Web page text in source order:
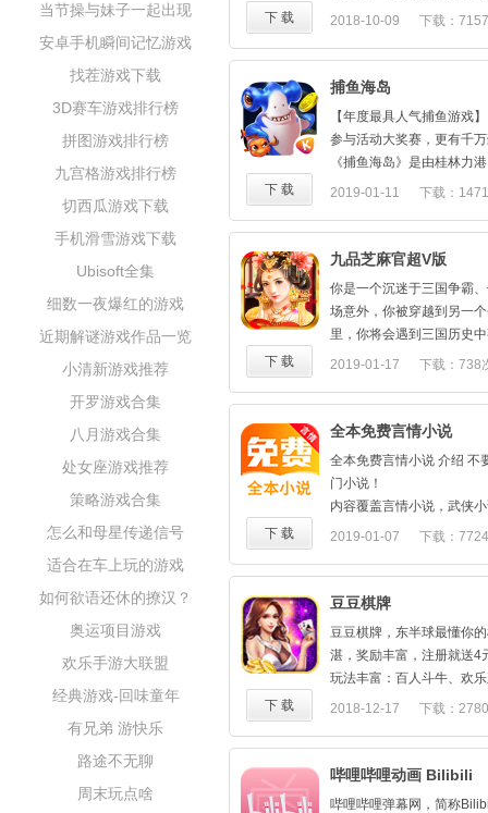
当节操与妹子一起出现
安卓手机瞬间记忆游戏
找茬游戏下载
3D赛车游戏排行榜
拼图游戏排行榜
九宫格游戏排行榜
切西瓜游戏下载
手机滑雪游戏下载
Ubisoft全集
细数一夜爆红的游戏
近期解谜游戏作品一览
小清新游戏推荐
开罗游戏合集
八月游戏合集
处女座游戏推荐
策略游戏合集
怎么和母星传递信号
适合在车上玩的游戏
如何欲语还休的撩汉？
奥运项目游戏
欢乐手游大联盟
经典游戏-回味童年
有兄弟 游快乐
路途不无聊
周末玩点啥
秒速成局！一掷千金的豪
只有对胆识与智慧的挑战
无论你是名利双收，还是
业！
2018-10-09 下载：
下 载
捕鱼海岛
【年度最具人气捕鱼游戏
参与活动大奖赛，更有千
《捕鱼海岛》是由桂林力
开发的多模式竖屏捕鱼手
元素，多种游戏模式相结
用户的需求。另外，还会
游戏特色：
会有4个模式供玩家选择
的"建造系统"去解锁 ；
"海岛模式"：我的海岛我
自己的海岛，同时还能"建
法、特色boss、多种小游
"比赛模式"：暂时开放自
不同规则按名次获得奖励
物大奖赛哦。
"养鱼池"： 承包鱼池，在
程还有机会获得奖励哦。
此外，未来还有"远征模式
2019-01-11 下载：
下 载
九品芝麻官超V版
你是一个沉迷于三国争霸
场意外，你被穿越到另一
里，你将会遇到三国历史
梦的经典人物，并与他们
遇到种种挑战与诱惑，享
决战沙场的豪气。你是愿
乱世由你来创！
★上线福利：上线即送
银两、1000万兵力、1000
★充值比列：首充1:5000
后续充值1:1000
礼包福利送不停
★月卡年卡：月卡每日领
取10000元宝
★七日登陆：海量元宝、
道具登陆即可领取
得大量培养道具
2019-01-17 下载：738
下 载
全本免费言情小说
全本免费言情小说 介绍 不
门小说！
内容覆盖言情小说，武侠
说，军事小说，总裁，修
【免费阅读】全站小说永
【天天送礼】每日送豪礼
【健康阅读】个性化阅读
定义阅读设置，操作简单
【正版授权】拥有国内领
书库、正版图书，汇聚当
说 ；
2019-01-07 下载：
下 载
豆豆棋牌
豆豆棋牌，东半球最懂你
湛，奖励丰富，注册就送4
玩法丰富：百人斗牛、欢
森林舞会、欧我的天呀，
百万用户的选择，让你打
送各项福利。美女客服可
2018-12-17 下载：
下 载
哔哩哔哩动画 Bilibili
哔哩哔哩弹幕网，简称